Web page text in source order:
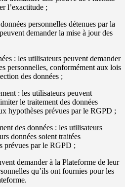
l’exactitude ;
personnelles détenues par la
demander la mise à jour des
: les utilisateurs peuvent demander
personnelles, conformément aux lois
des données ;
: les utilisateurs peuvent
le traitement des données
hypothèses prévues par le RGPD ;
des données : les utilisateurs
données soient traitées
prévues par le RGPD ;
demander à la Plateforme de leur
qu’ils ont fournies pour les